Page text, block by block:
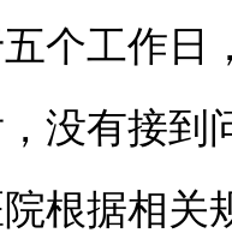
个工作日
有接到
根据相关